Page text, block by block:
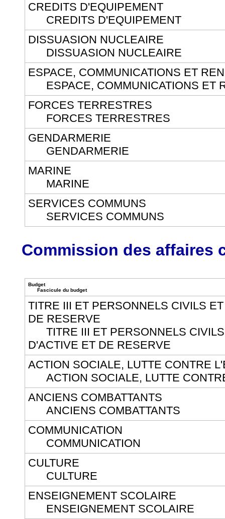
CREDITS D'EQUIPEMENT
CREDITS D'EQUIPEMENT
DISSUASION NUCLEAIRE
DISSUASION NUCLEAIRE
ESPACE, COMMUNICATIONS ET
ESPACE, COMMUNICATIONS ET
FORCES TERRESTRES
FORCES TERRESTRES
GENDARMERIE
GENDARMERIE
MARINE
MARINE
SERVICES COMMUNS
SERVICES COMMUNS
Commission des affaires
Budget
Fascicule du budget
TITRE III ET PERSONNELS CIVILS
DE RESERVE
TITRE III ET PERSONNELS CIVILS
D'ACTIVE ET DE RESERVE
ACTION SOCIALE, LUTTE CONTRE
ACTION SOCIALE, LUTTE
ANCIENS COMBATTANTS
ANCIENS COMBATTANTS
COMMUNICATION
COMMUNICATION
CULTURE
CULTURE
ENSEIGNEMENT SCOLAIRE
ENSEIGNEMENT SCOLAIRE